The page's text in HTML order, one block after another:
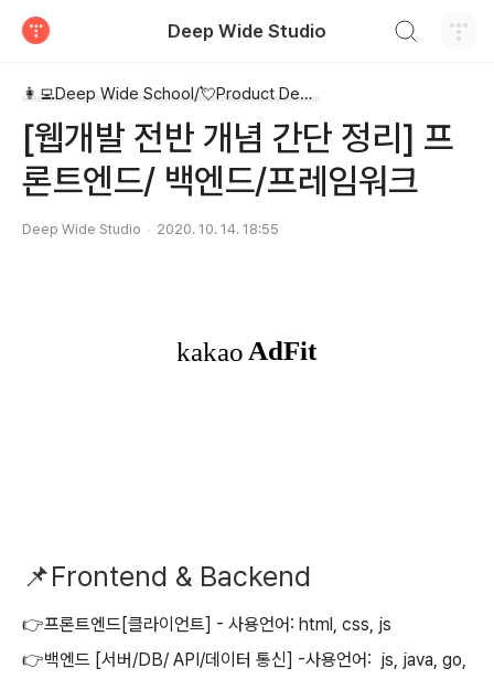
Deep Wide Studio
👩‍💻Deep Wide School/💘Product Design
[웹개발 전반 개념 간단 정리] 프
론트엔드/ 백엔드/프레임워크
Deep Wide Studio 2020. 10. 14. 18:55
📌Frontend & Backend
👉프론트엔드[클라이언트] - 사용언어: html, css, js
👉백엔드 [서버/DB/ API/데이터 통신] -사용언어: js, java, go,